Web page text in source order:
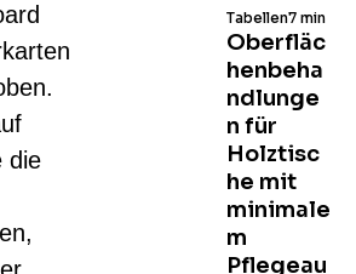
die
Oberfläc
henbeha
ndlunge
n für
Holztisc
he mit
minimale
m
Pflegeau
Tabellen7 min